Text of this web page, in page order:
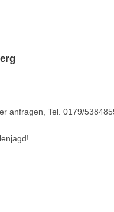
anfragen, Tel. 0179/